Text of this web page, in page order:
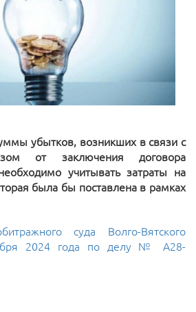
убытков, возникших в связи с
от заключения договора
учитывать затраты на
была бы поставлена в рамках
суда Волго-Вятского
2024 года по делу № А28-